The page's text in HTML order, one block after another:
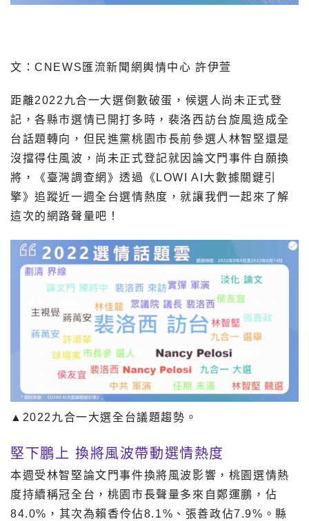
文：CNEWS匯流新聞網輿情中心 許伊萱
距離2022九合一大選倒數破蛋，候選人尚未正式登
記，各縣市選情已開打多時，裴洛西訪台旋風造成全
台話題轉向，但民進黨桃園市長前參選人林智堅還是
沒擋得住風波，尚未正式登記就因論文門事件自願換
將，《 臺灣調查網 》透過《 LOWI AI大數據關鍵引
擎》追蹤近一週全台選情熱度，就讓我們一起來了解
這次的網路聲量吧！
▲2022九合一大選全台議題趨勢。
堅下鵬上 換將風波帶動選情熱度
本週受林智堅論文門事件換將風波影響，桃園選情熱
度持續稱冠全台，桃園市長聲量多來自鄭運鵬，佔
84.0%，其次為賴香伶佔8.1%、張善政佔7.9%。縣